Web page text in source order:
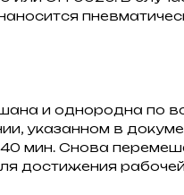
и однородна по
указанном в
мин. Снова
рабочей